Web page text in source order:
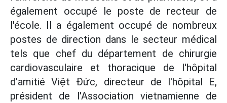
également occupé le poste de recteur de
l'école. Il a également occupé de nombreux
postes de direction dans le secteur médical
tels que chef du département de chirurgie
cardiovasculaire et thoracique de l'hôpital
d'amitié Việt Đức, directeur de l'hôpital E,
président de l'Association vietnamienne de